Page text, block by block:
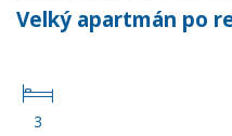
Velký apartmán po
3